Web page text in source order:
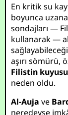
En kritik su
boyunca
sondajları —
kullanarak —
aşırı sömürü,
Filistin
neden oldu.
Al-Auja ve
neredeyse